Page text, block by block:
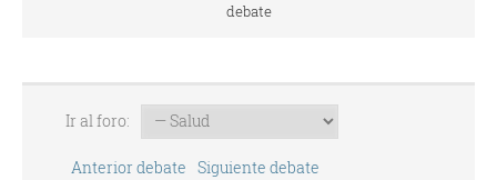
debate
Ir al foro:
Anterior debate Siguiente debate